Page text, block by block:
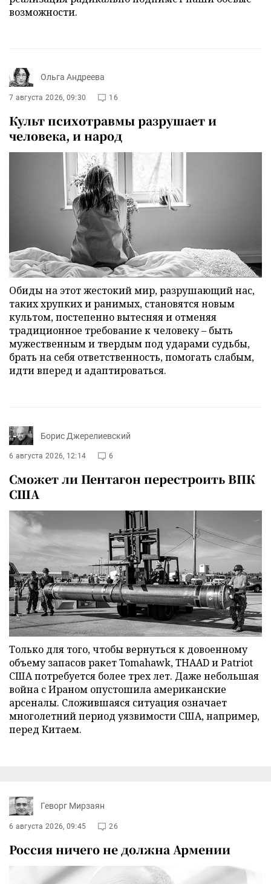
возможности.
Ольга Андреева
7 августа 2026, 09:30 16
Культ психотравмы разрушает и
человека, и народ
Обиды на этот жестокий мир, разрушающий нас,
таких хрупких и ранимых, становятся новым
культом, постепенно вытесняя и отменяя
традиционное требование к человеку – быть
мужественным и твердым под ударами судьбы,
брать на себя ответственность, помогать слабым,
идти вперед и адаптироваться.
Борис Джерелиевский
6 августа 2026, 12:14 6
Сможет ли Пентагон перестроить ВПК
США
Только для того, чтобы вернуться к довоенному
объему запасов ракет Tomahawk, THAAD и Patriot
США потребуется более трех лет. Даже небольшая
война с Ираном опустошила американские
арсеналы. Сложившаяся ситуация означает
многолетний период уязвимости США, например,
перед Китаем.
Геворг Мирзаян
6 августа 2026, 09:45 26
Россия ничего не должна Армении